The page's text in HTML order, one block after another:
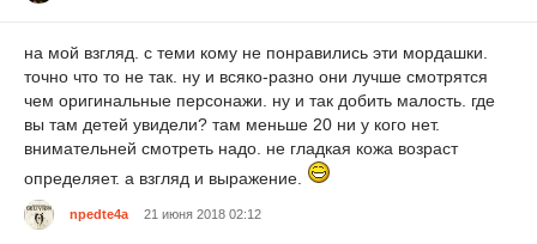
на мой взгляд. с теми кому не понравились эти мордашки.
точно что то не так. ну и всяко-разно они лучше смотрятся
чем оригинальные персонажи. ну и так добить малость. где
вы там детей увидели? там меньше 20 ни у кого нет.
внимательней смотреть надо. не гладкая кожа возраст
определяет. а взгляд и выражение.
npedte4a 21 июня 2018 02:12